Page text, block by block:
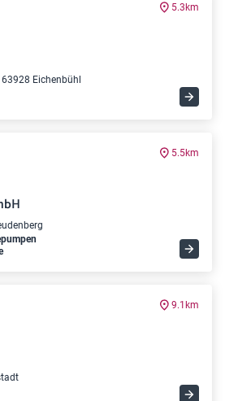
5.3km
Eichenbühl
5.5km
9.1km